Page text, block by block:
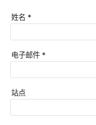
姓名 *
电子邮件 *
站点